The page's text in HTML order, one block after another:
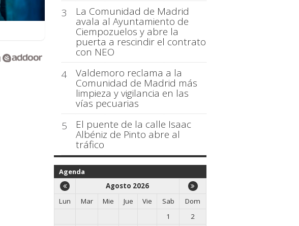
3
La Comunidad de Madrid
avala al Ayuntamiento de
Ciempozuelos y abre la
puerta a rescindir el contrato
con NEO
4
Valdemoro reclama a la
Comunidad de Madrid más
limpieza y vigilancia en las
vías pecuarias
5
El puente de la calle Isaac
Albéniz de Pinto abre al
tráfico
Agenda
Agosto 2026
Lun
Mar Mie Jue Vie Sab
Dom
1
2